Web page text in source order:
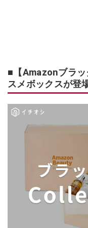
■【Amazonブラ
スメボックスが登